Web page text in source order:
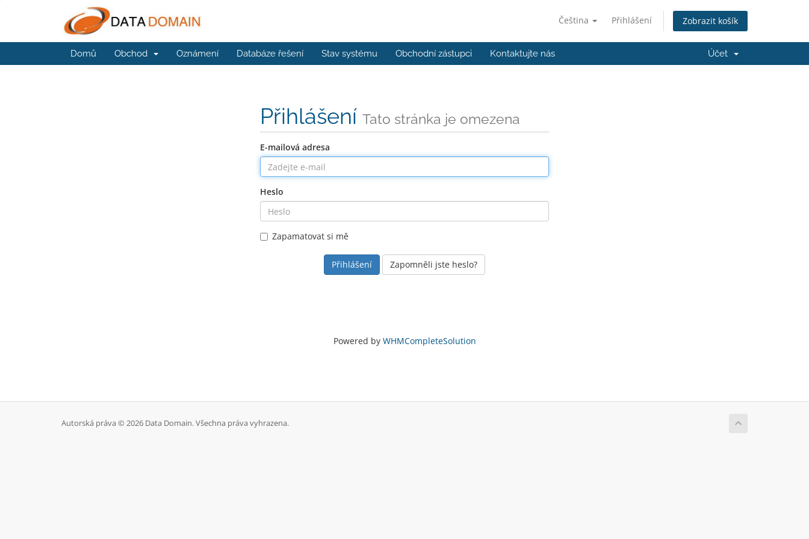
Čeština Přihlášení Zobrazit košík
Domů Obchod Oznámení Databáze řešení Stav systému Obchodní zástupci Kontaktujte nás Účet
Přihlášení Tato stránka je omezena
E-mailová adresa
Heslo
Zapamatovat si mě
Zapomněli jste heslo?
Powered by WHMCompleteSolution
Autorská práva © 2026 Data Domain. Všechna práva vyhrazena.